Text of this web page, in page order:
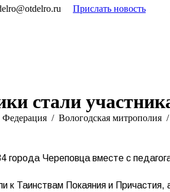
Прислать новость
стали
Федерация Вологодская митрополия
Череповца вместе с
к Таинствам Покаяния и